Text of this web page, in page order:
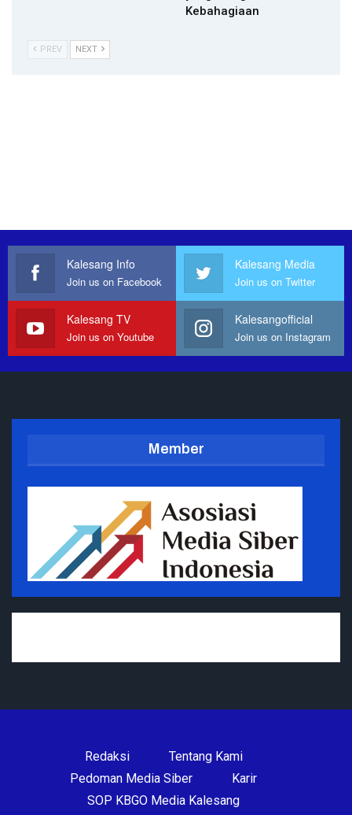
Kebahagiaan
PREV NEXT
Kalesang Info
Join us on Facebook
Kalesang Media
Join us on Twitter
Kalesang TV
Join us on Youtube
Kalesangofficial
Join us on Instagram
Member
Redaksi
Tentang Kami
Pedoman Media Siber
Karir
SOP KBGO Media Kalesang